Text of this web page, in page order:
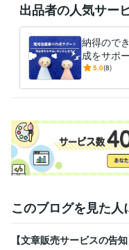
行政書士 取得年 : 2017年
社会福祉士 取得年 : 2010
宅地建物取引士（旧 宅地
得意分野
ビジネス代行・事務代行
士業
出品者の人気サー
納得ので
成をサポ
成経験豊
す！
5.0(8)
このブログを見た人
【文章販売サービスの告